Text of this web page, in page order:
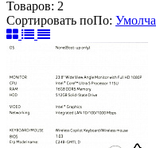
Товаров: 2
Сортировать поПо: